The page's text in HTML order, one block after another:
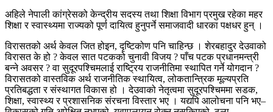
अहिले नेपाली कांग्रेसको केन्द्रीय सदस्य तथा शिक्षा विभाग प्रमुख रहेका महर
शिक्षा र स्वास्थ्यमा राज्यको पूर्ण दायित्व हुनुपर्ने समाजवादी धारका पक्षधर हुन् ।
विरासतको अर्थ केवल जित होइन, दृष्टिकोण पनि चाहिन्छ । शेरबहादुर देउवाको
विरासत के हो ? केवल सात पटकको चुनावी विजय ? पाँच पटक प्रधानमन्त्री
बन्ने अवसर ? वा सुदूरपश्चिमलाई राष्ट्रिय राजनीतिमा स्थापित गर्ने योगदान ?
विरासतको वास्तविक अर्थ राजनीतिक स्थायित्व, लोकतान्त्रिक मूल्यप्रति
प्रतिबद्धता र संस्थागत विकास हो । देउवाको नेतृत्वमा सुदूरपश्चिममा सडक,
शिक्षा, स्वास्थ्य र प्रशासनिक संरचना विस्तार भए । यद्यपि आलोचना पनि भए–